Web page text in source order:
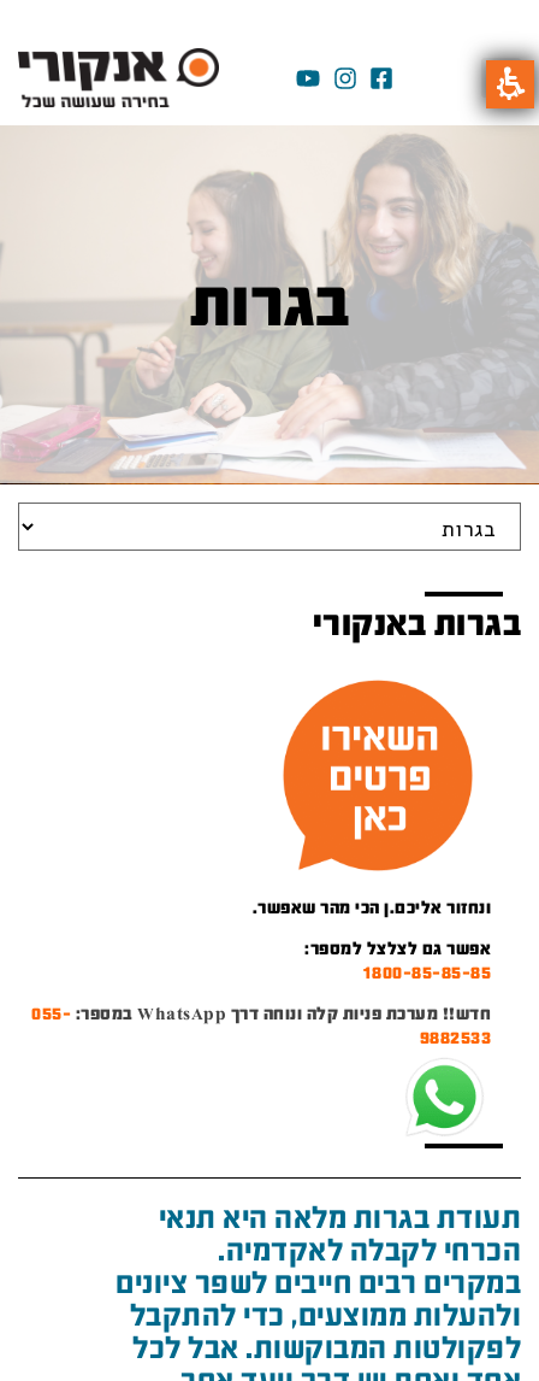
בגרות
בגרות באנקורי
ונחזור אליכם.ן הכי מהר שאפשר.
אפשר גם לצלצל למספר:
1800-85-85-85
חדש!! מערכת פניות קלה ונוחה דרך WhatsApp במספר:
055-
9882533
תעודת בגרות מלאה היא תנאי
הכרחי לקבלה לאקדמיה.
במקרים רבים חייבים לשפר ציונים
ולהעלות ממוצעים, כדי להתקבל
לפקולטות המבוקשות. אבל לכל